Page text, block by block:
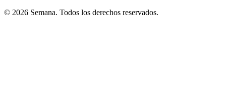
© 2026 Semana. Todos los derechos reservados.